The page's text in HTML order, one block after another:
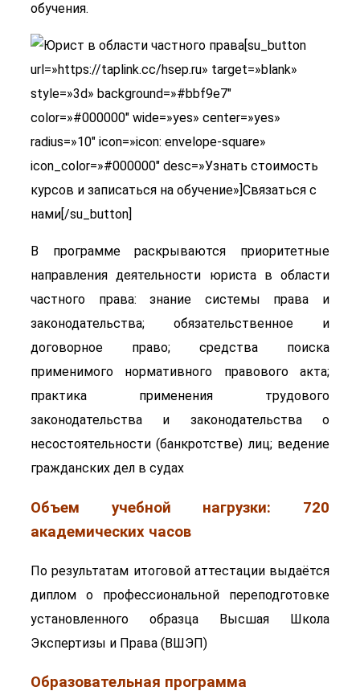
обучения.
[su_button
url=»https://taplink.cc/hsep.ru» target=»blank»
style=»3d» background=»#bbf9e7″
color=»#000000″ wide=»yes» center=»yes»
radius=»10″ icon=»icon: envelope-square»
icon_color=»#000000″ desc=»Узнать стоимость
курсов и записаться на обучение»]Связаться с
нами[/su_button]
В программе раскрываются приоритетные
направления деятельности юриста в области
частного права: знание системы права и
законодательства; обязательственное и
договорное право; средства поиска
применимого нормативного правового акта;
практика применения трудового
законодательства и законодательства о
несостоятельности (банкротстве) лиц; ведение
гражданских дел в судах
Объем учебной нагрузки: 720
академических часов
По результатам итоговой аттестации выдаётся
диплом о профессиональной переподготовке
установленного образца Высшая Школа
Экспертизы и Права (ВШЭП)
Образовательная программа